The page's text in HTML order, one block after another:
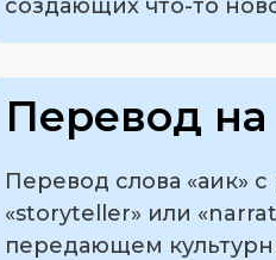
создающих что-то
Перевод
Перевод слова «аик»
«storyteller» или
передающем